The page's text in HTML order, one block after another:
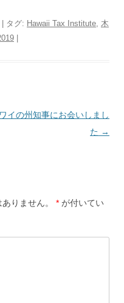
| タグ: Hawaii Tax Institute 木
|
イの州知事にお会いしまし
た →
りません。 * が付いてい